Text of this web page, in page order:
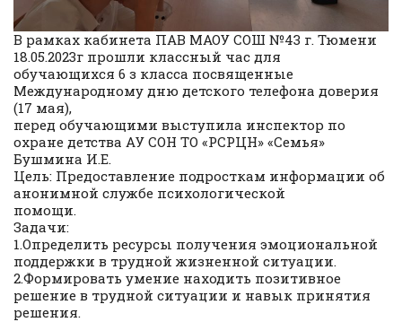
В рамках кабинета ПАВ МАОУ СОШ №43 г. Тюмени
18.05.2023г прошли классный час для
обучающихся 6 з класса посвященные
Международному дню детского телефона доверия
(17 мая),
перед обучающими выступила инспектор по
охране детства АУ СОН ТО «РСРЦН» «Семья»
Бушмина И.Е.
Цель: Предоставление подросткам информации об
анонимной службе психологической
помощи.
Задачи:
1.Определить ресурсы получения эмоциональной
поддержки в трудной жизненной ситуации.
2.Формировать умение находить позитивное
решение в трудной ситуации и навык принятия
решения.